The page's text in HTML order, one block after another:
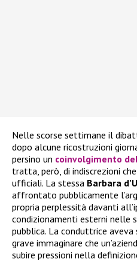
Nelle scorse settimane il
dopo alcune ricostruzioni
persino un coinvolgimento
tratta, però, di indiscrezioni
ufficiali. La stessa Barbara
affrontato pubblicamente
propria perplessità davanti
condizionamenti esterni nelle
pubblica. La conduttrice
grave immaginare che
subire pressioni nella